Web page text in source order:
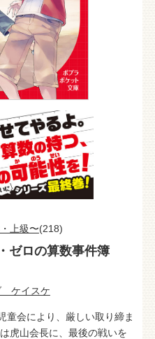
上級〜(218)
ゼロの算数事件簿
ケイスケ
童会により、厳しい取り締ま
虎山会長に、最後の戦いを